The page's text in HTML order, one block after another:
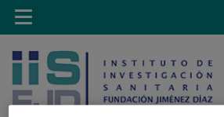
Saltar al contenido
Toggle
navigation